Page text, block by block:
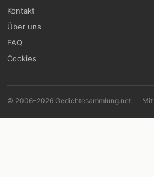
Kontakt
Über uns
FAQ
Cookies
© 2006–2026 Gedichtesammlung.net Mit